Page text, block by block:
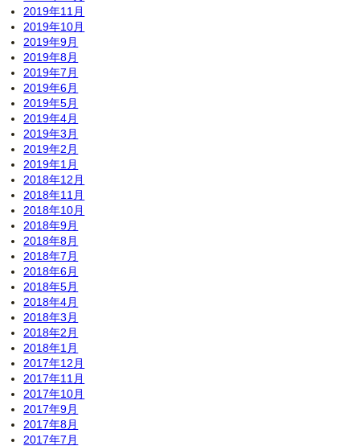
2019年11月
2019年10月
2019年9月
2019年8月
2019年7月
2019年6月
2019年5月
2019年4月
2019年3月
2019年2月
2019年1月
2018年12月
2018年11月
2018年10月
2018年9月
2018年8月
2018年7月
2018年6月
2018年5月
2018年4月
2018年3月
2018年2月
2018年1月
2017年12月
2017年11月
2017年10月
2017年9月
2017年8月
2017年7月